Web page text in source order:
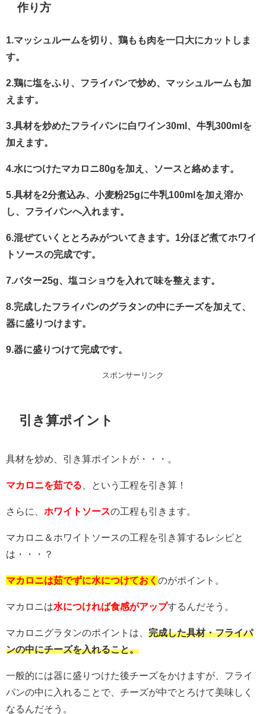
作り方
1.マッシュルームを切り、鶏もも肉を一口大にカットしま
す。
2.鶏に塩をふり、フライパンで炒め、マッシュルームも加
えます。
3.具材を炒めたフライパンに白ワイン30ml、牛乳300mlを
加えます。
4.水につけたマカロニ80gを加え、ソースと絡めます。
5.具材を2分煮込み、小麦粉25gに牛乳100mlを加え溶か
し、フライパンへ入れます。
6.混ぜていくととろみがついてきます。1分ほど煮てホワイ
トソースの完成です。
7.バター25g、塩コショウを入れて味を整えます。
8.完成したフライパンのグラタンの中にチーズを加えて、
器に盛りつけます。
9.器に盛りつけて完成です。
スポンサーリンク
引き算ポイント
具材を炒め、引き算ポイントが・・・。
マカロニを茹でる 、という工程を引き算！
さらに、 ホワイトソースの工程も引きます。
マカロニ＆ホワイトソースの工程を引き算するレシピと
は・・・？
マカロニは茹でずに水につけておく のがポイント。
マカロニは水につければ食感がアップするんだそう。
マカロニグラタンのポイントは、 完成した具材・フライパ
ンの中にチーズを入れること。
一般的には器に盛りつけた後チーズをかけますが、フライ
パンの中に入れることで、チーズが中でとろけて美味しく
なるんだそう。